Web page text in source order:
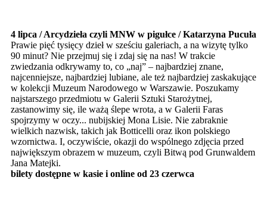
4 lipca / Arcydzieła czyli MNW w pigułce / Katarzyna Pucuła
Prawie pięć tysięcy dzieł w sześciu galeriach, a na wizytę tylko
90 minut? Nie przejmuj się i zdaj się na nas! W trakcie
zwiedzania odkrywamy to, co „naj” – najbardziej znane,
najcenniejsze, najbardziej lubiane, ale też najbardziej zaskakujące
w kolekcji Muzeum Narodowego w Warszawie. Poszukamy
najstarszego przedmiotu w Galerii Sztuki Starożytnej,
zastanowimy się, ile ważą ślepe wrota, a w Galerii Faras
spojrzymy w oczy... nubijskiej Mona Lisie. Nie zabraknie
wielkich nazwisk, takich jak Botticelli oraz ikon polskiego
wzornictwa. I, oczywiście, okazji do wspólnego zdjęcia przed
największym obrazem w muzeum, czyli Bitwą pod Grunwaldem
Jana Matejki.
bilety dostępne w kasie i online od 23 czerwca